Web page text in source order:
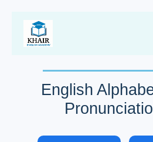
المحتوى
English